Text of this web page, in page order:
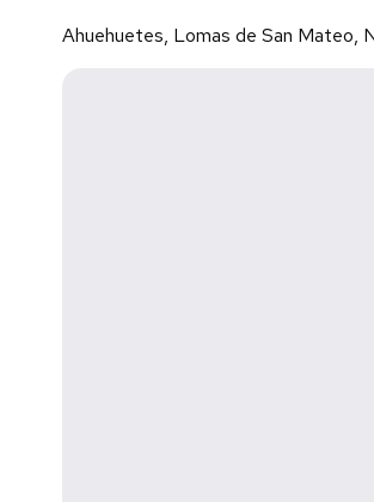
Ahuehuetes, Lomas de San Mateo,